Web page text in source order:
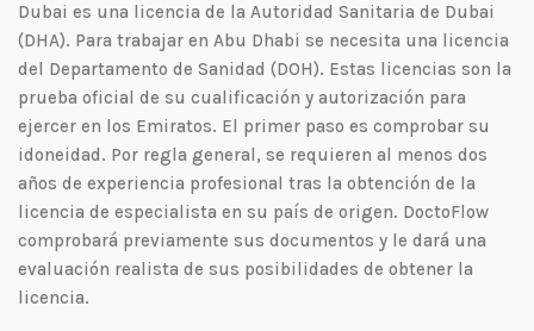
Dubai es una licencia de la Autoridad Sanitaria de Dubai
(DHA). Para trabajar en Abu Dhabi se necesita una licencia
del Departamento de Sanidad (DOH). Estas licencias son la
prueba oficial de su cualificación y autorización para
ejercer en los Emiratos. El primer paso es comprobar su
idoneidad. Por regla general, se requieren al menos dos
años de experiencia profesional tras la obtención de la
licencia de especialista en su país de origen. DoctoFlow
comprobará previamente sus documentos y le dará una
evaluación realista de sus posibilidades de obtener la
licencia.